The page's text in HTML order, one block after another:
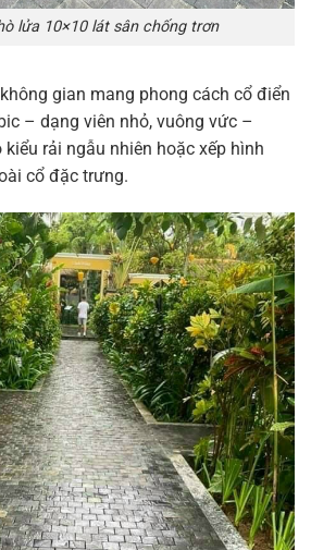
lửa 10×10 lát sân chống trơn
gian mang phong cách cổ điển
– dạng viên nhỏ, vuông vức –
rải ngẫu nhiên hoặc xếp hình
cổ đặc trưng.